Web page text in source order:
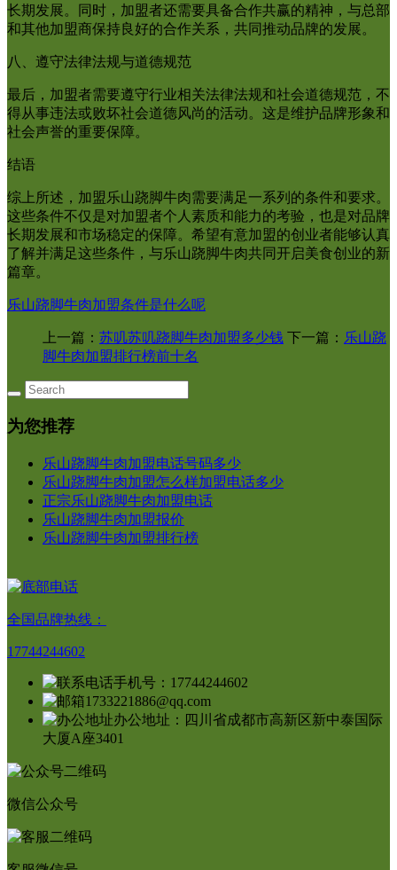
长期发展。同时，加盟者还需要具备合作共赢的精神，与总部
和其他加盟商保持良好的合作关系，共同推动品牌的发展。
八、遵守法律法规与道德规范
最后，加盟者需要遵守行业相关法律法规和社会道德规范，不
得从事违法或败坏社会道德风尚的活动。这是维护品牌形象和
社会声誉的重要保障。
结语
综上所述，加盟乐山跷脚牛肉需要满足一系列的条件和要求。
这些条件不仅是对加盟者个人素质和能力的考验，也是对品牌
长期发展和市场稳定的保障。希望有意加盟的创业者能够认真
了解并满足这些条件，与乐山跷脚牛肉共同开启美食创业的新
篇章。
乐山跷脚牛肉加盟条件是什么呢
上一篇： 苏叽苏叽跷脚牛肉加盟多少钱 下一篇： 乐山跷
脚牛肉加盟排行榜前十名
为您推荐
乐山跷脚牛肉加盟电话号码多少
乐山跷脚牛肉加盟怎么样加盟电话多少
正宗乐山跷脚牛肉加盟电话
乐山跷脚牛肉加盟报价
乐山跷脚牛肉加盟排行榜
全国品牌热线：
17744244602
手机号：17744244602
1733221886@qq.com
办公地址：四川省成都市高新区新中泰国际
大厦A座3401
微信公众号